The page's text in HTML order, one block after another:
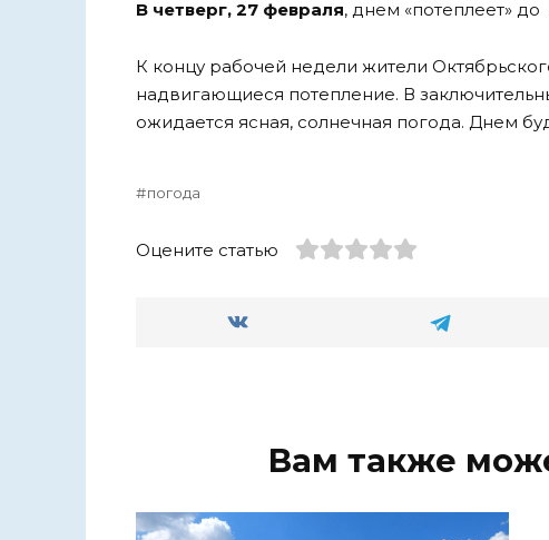
В четверг, 27 февраля, днем «потеплеет»
К концу рабочей недели жители
надвигающиеся потепление. В
ожидается ясная, солнечная погода. Днем
погода
Оцените статью
Вам также